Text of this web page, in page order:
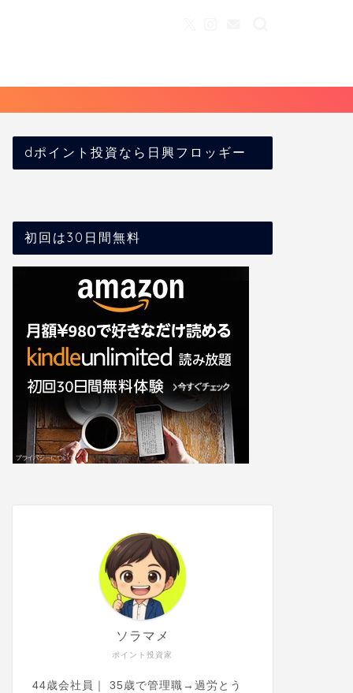
dポイント投資なら日興フロッギー
初回は30日間無料
ポイント投資家
ソラマメ
44歳会社員｜ 35歳で管理職→過労とう